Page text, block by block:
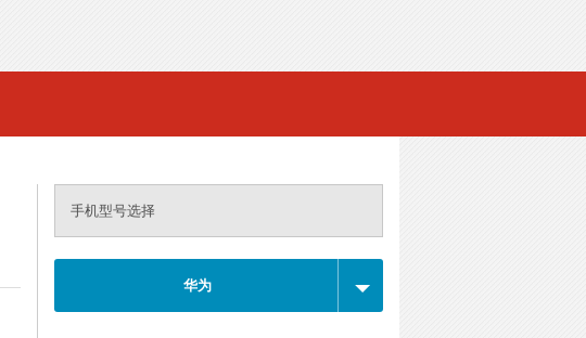
手机型号选择
华为